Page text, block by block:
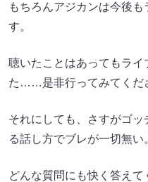
もちろんアジカンは今後
す。
聴いたことはあってもラ
た……是非行ってみてくだ
それにしても、さすがゴ
る話し方でブレが一切無い
どんな質問にも快く答え